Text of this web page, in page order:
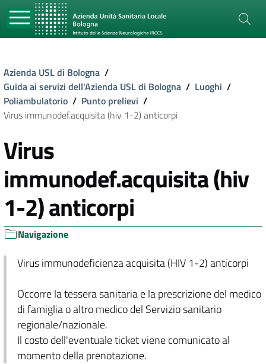
Azienda USL di Bologna /
Guida ai servizi dell'Azienda USL di Bologna / Luoghi /
Poliambulatorio / Punto prelievi /
Virus immunodef.acquisita (hiv 1-2) anticorpi
Virus
immunodef.acquisita (hiv
1-2) anticorpi
Navigazione
Virus immunodeficienza acquisita (HIV 1-2) anticorpi
Occorre la tessera sanitaria e la prescrizione del medico
di famiglia o altro medico del Servizio sanitario
regionale/nazionale.
Il costo dell'eventuale ticket viene comunicato al
momento della prenotazione.